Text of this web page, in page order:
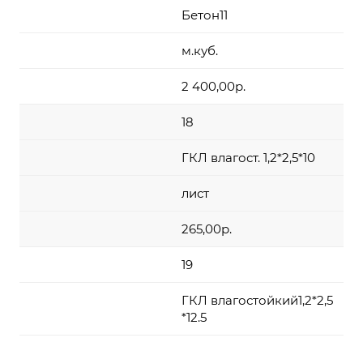
Бетон11
м.куб.
2 400,00р.
18
ГКЛ влагост. 1,2*2,5*10
лист
265,00р.
19
ГКЛ влагостойкий1,2*2,5
*12.5